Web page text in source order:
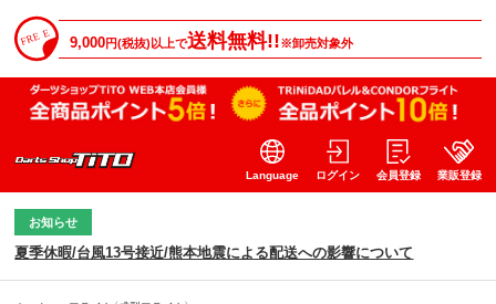
9,000円(税抜)以上で送料無料!!※卸売対象外
Language ログイン 会員登録 業販登録
お知らせ
夏季休暇/台風13号接近/熊本地震による配送への影響について